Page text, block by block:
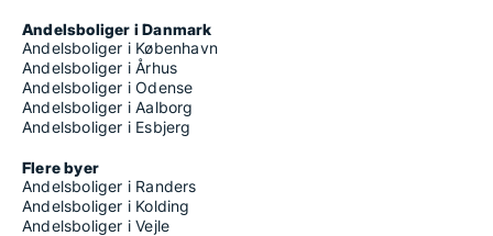
Andelsboliger i Danmark
Andelsboliger i København
Andelsboliger i Århus
Andelsboliger i Odense
Andelsboliger i Aalborg
Andelsboliger i Esbjerg
Flere byer
Andelsboliger i Randers
Andelsboliger i Kolding
Andelsboliger i Vejle